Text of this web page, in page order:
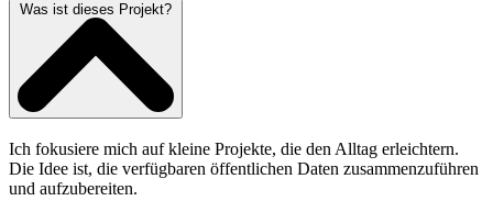
Was ist dieses Projekt?
Ich fokusiere mich auf kleine Projekte, die den Alltag erleichtern.
Die Idee ist, die verfügbaren öffentlichen Daten zusammenzuführen
und aufzubereiten.